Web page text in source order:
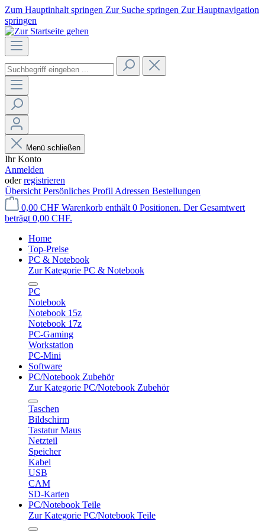
Zum Hauptinhalt springen Zur Suche springen Zur Hauptnavigation
springen
Menü schließen
Ihr Konto
Anmelden
oderregistrieren
Übersicht Persönliches Profil Adressen Bestellungen
0,00 CHF Warenkorb enthält 0 Positionen. Der Gesamtwert
beträgt 0,00 CHF.
Home
Top-Preise
PC & Notebook
Zur Kategorie PC & Notebook
PC
Notebook
Notebook 15z
Notebook 17z
PC-Gaming
Workstation
PC-Mini
Software
PC/Notebook Zubehör
Zur Kategorie PC/Notebook Zubehör
Taschen
Bildschirm
Tastatur Maus
Netzteil
Speicher
Kabel
USB
CAM
SD-Karten
PC/Notebook Teile
Zur Kategorie PC/Notebook Teile